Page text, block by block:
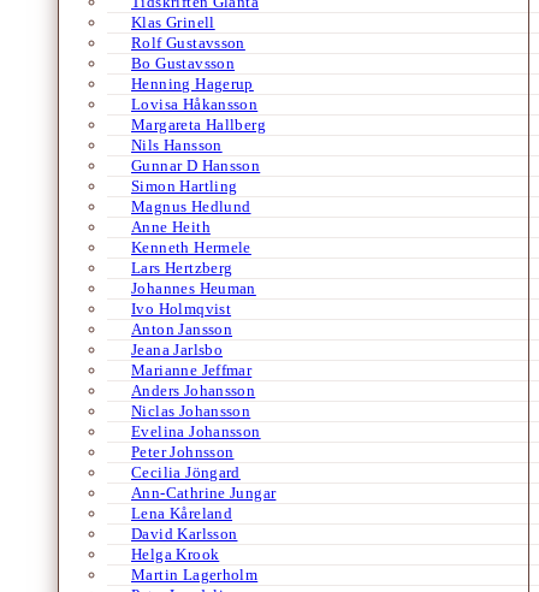
Klas Grinell
Rolf Gustavsson
Bo Gustavsson
Henning Hagerup
Lovisa Håkansson
Margareta Hallberg
Nils Hansson
Gunnar D Hansson
Simon Hartling
Magnus Hedlund
Anne Heith
Kenneth Hermele
Lars Hertzberg
Johannes Heuman
Ivo Holmqvist
Anton Jansson
Jeana Jarlsbo
Marianne Jeffmar
Anders Johansson
Niclas Johansson
Evelina Johansson
Peter Johnsson
Cecilia Jöngard
Ann-Cathrine Jungar
Lena Kåreland
David Karlsson
Helga Krook
Martin Lagerholm